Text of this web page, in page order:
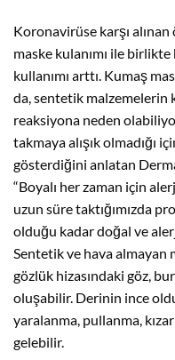
Koronavirüse karşı
maske kulanımı ile
kullanımı arttı. Kumaş
da, sentetik malzemelerin
reaksiyona neden
takmaya alışık olmadığı
gösterdiğini anlatan
“Boyalı her zaman için
uzun süre taktığımızda
olduğu kadar doğal ve
Sentetik ve hava almayan
gözlük hizasındaki göz,
oluşabilir. Derinin ince
yaralanma, pullanma,
gelebilir.